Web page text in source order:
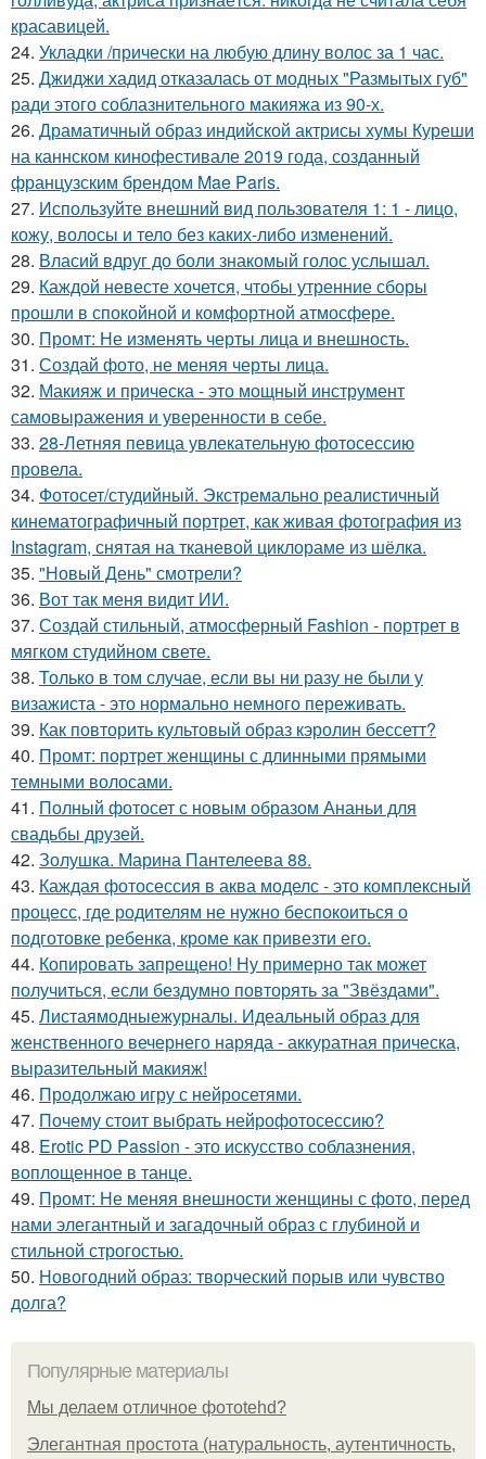
красавицей.
24. Укладки /прически на любую длину волос за 1 час.
25. Джиджи хадид отказалась от модных "Размытых губ"
ради этого соблазнительного макияжа из 90-х.
26. Драматичный образ индийской актрисы хумы Куреши
на каннском кинофестивале 2019 года, созданный
французским брендом Mae Paris.
27. Используйте внешний вид пользователя 1: 1 - лицо,
кожу, волосы и тело без каких-либо изменений.
28. Власий вдруг до боли знакомый голос услышал.
29. Каждой невесте хочется, чтобы утренние сборы
прошли в спокойной и комфортной атмосфере.
30. Промт: Не изменять черты лица и внешность.
31. Создай фото, не меняя черты лица.
32. Макияж и прическа - это мощный инструмент
самовыражения и уверенности в себе.
33. 28-Летняя певица увлекательную фотосессию
провела.
34. Фотосет/студийный. Экстремально реалистичный
кинематографичный портрет, как живая фотография из
Instagram, снятая на тканевой циклораме из шёлка.
35. "Новый День" смотрели?
36. Вот так меня видит ИИ.
37. Создай стильный, атмосферный Fashion - портрет в
мягком студийном свете.
38. Только в том случае, если вы ни разу не были у
визажиста - это нормально немного переживать.
39. Как повторить культовый образ кэролин бессетт?
40. Промт: портрет женщины с длинными прямыми
темными волосами.
41. Полный фотосет с новым образом Ананьи для
свадьбы друзей.
42. Золушка. Марина Пантелеева 88.
43. Каждая фотосессия в аква моделс - это комплексный
процесс, где родителям не нужно беспокоиться о
подготовке ребенка, кроме как привезти его.
44. Копировать запрещено! Ну примерно так может
получиться, если бездумно повторять за "Звёздами".
45. Листаямодныежурналы. Идеальный образ для
женственного вечернего наряда - аккуратная прическа,
выразительный макияж!
46. Продолжаю игру с нейросетями.
47. Почему стоит выбрать нейрофотосессию?
48. Erotic PD Passion - это искусство соблазнения,
воплощенное в танце.
49. Промт: Не меняя внешности женщины с фото, перед
нами элегантный и загадочный образ с глубиной и
стильной строгостью.
50. Новогодний образ: творческий порыв или чувство
долга?
Популярные материалы
Мы делаем отличное фотоtehd?
Элегантная простота (натуральность, аутентичность,